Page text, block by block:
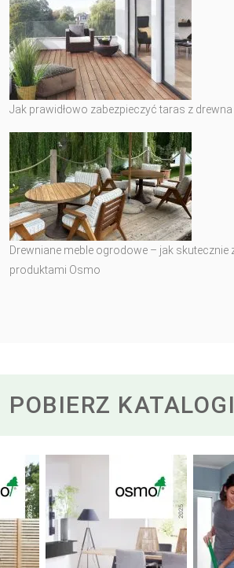
Jak prawidłowo zabezpieczyć taras z
Drewniane meble ogrodowe – jak skutecznie
produktami Osmo
POBIERZ KATALOGI